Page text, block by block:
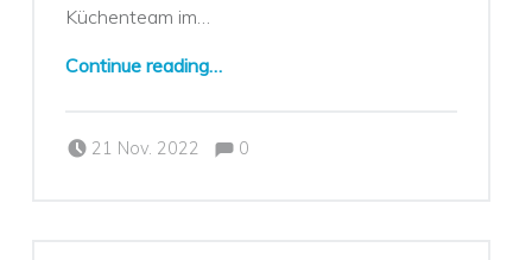
Küchenteam im…
Continue reading…
21 Nov. 2022 Comments:0